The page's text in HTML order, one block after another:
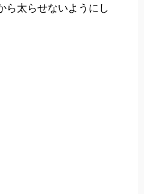
ら太らせないようにし